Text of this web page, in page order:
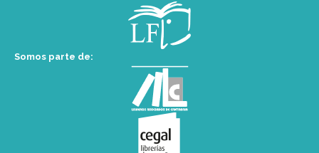
Somos parte de: